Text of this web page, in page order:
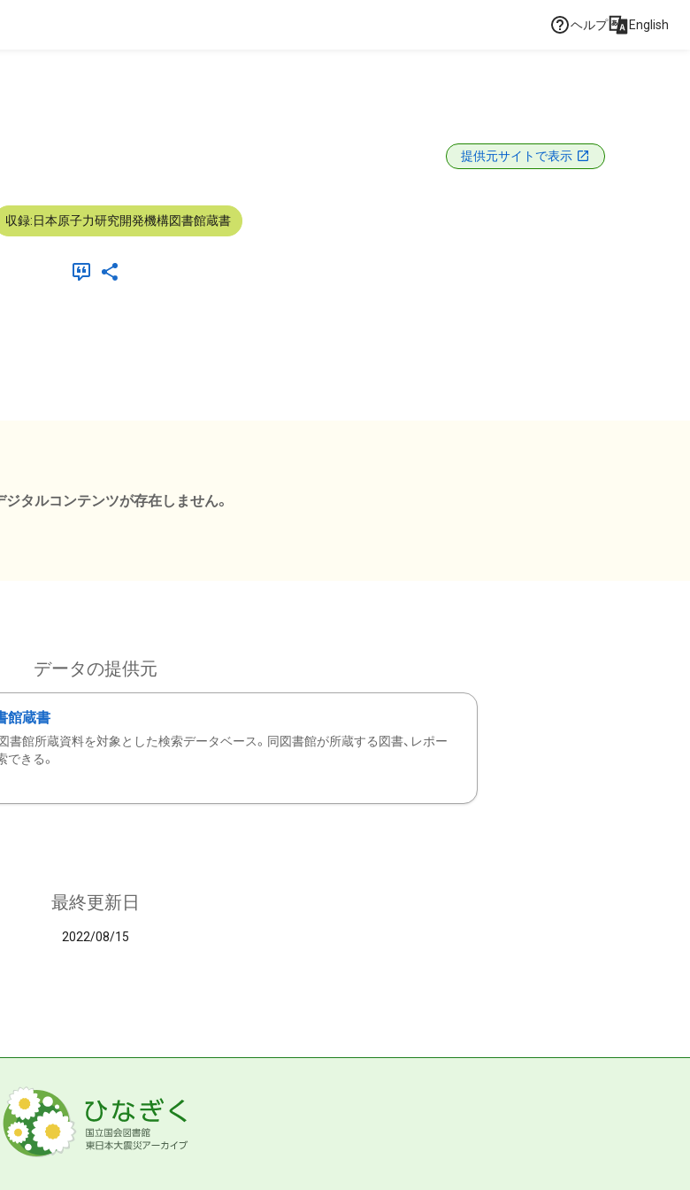
ヘルプ English
提供元サイトで表示
収録:日本原子力研究開発機構図書館蔵書
タルコンテンツが存在しません。
データの提供元
館蔵書
書館所蔵資料を対象とした検索データベース。同図書館が所蔵する図書、レポー
できる。
最終更新日
2022/08/15